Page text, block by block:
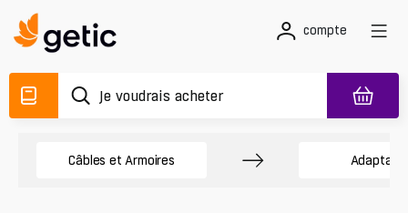
compte
Câbles et Armoires